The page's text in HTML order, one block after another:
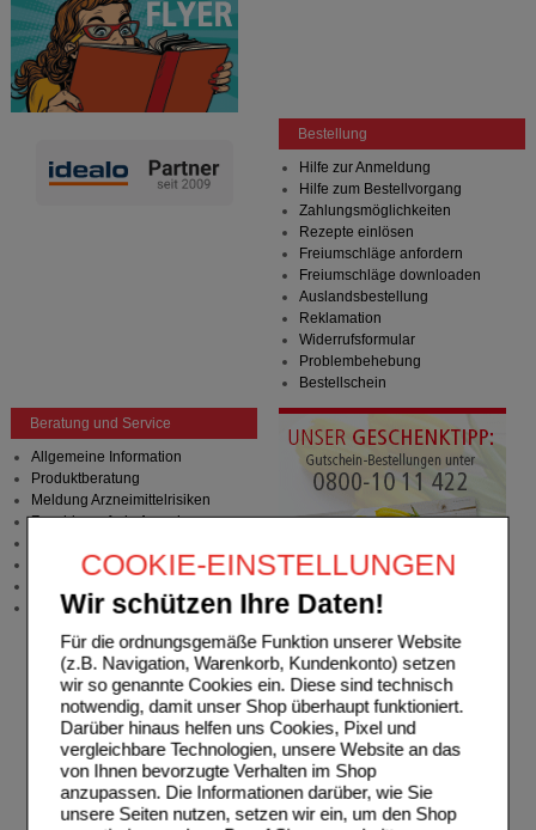
COOKIE-EINSTELLUNGEN
Wir schützen Ihre Daten!
Für die ordnungsgemäße Funktion unserer Website
(z.B. Navigation, Warenkorb, Kundenkonto) setzen
wir so genannte Cookies ein. Diese sind technisch
notwendig, damit unser Shop überhaupt funktioniert.
Darüber hinaus helfen uns Cookies, Pixel und
vergleichbare Technologien, unsere Website an das
von Ihnen bevorzugte Verhalten im Shop
anzupassen. Die Informationen darüber, wie Sie
unsere Seiten nutzen, setzen wir ein, um den Shop
Bestellung
Hilfe zur Anmeldung
Hilfe zum Bestellvorgang
Zahlungsmöglichkeiten
Rezepte einlösen
Freiumschläge anfordern
Freiumschläge downloaden
Auslandsbestellung
Reklamation
Widerrufsformular
Problembehebung
Bestellschein
Beratung und Service
Allgemeine Information
Produktberatung
Meldung Arzneimittelrisiken
Zuzahlungsfreie Arzneien
Newsletter
Stellenangebote